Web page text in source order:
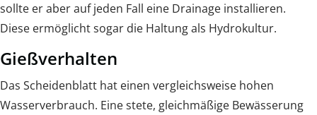
sollte er aber auf jeden Fall eine Drainage installieren.
Diese ermöglicht sogar die Haltung als Hydrokultur.
Gießverhalten
Das Scheidenblatt hat einen vergleichsweise hohen
Wasserverbrauch. Eine stete, gleichmäßige Bewässerung